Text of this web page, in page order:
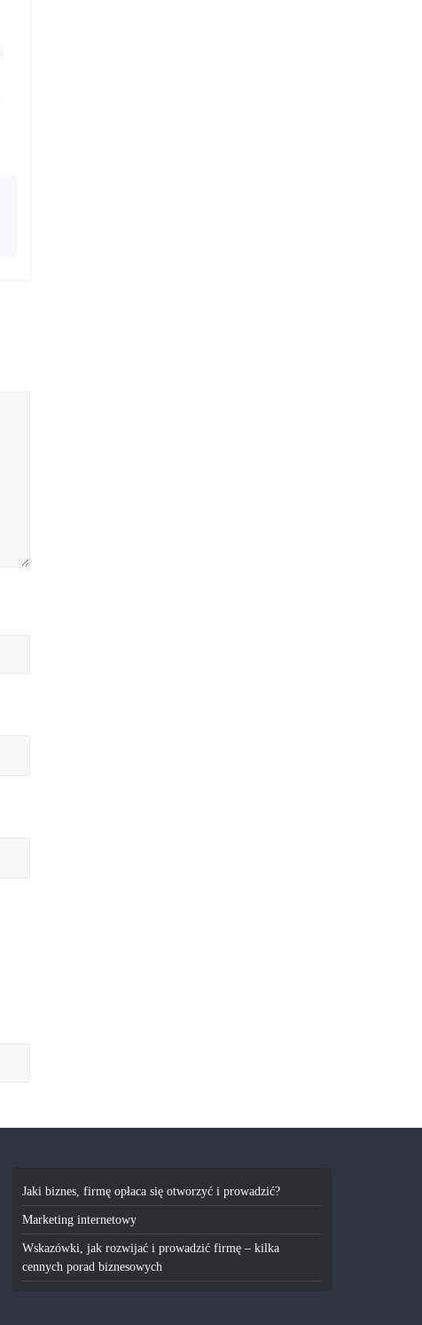
Jaki biznes, firmę opłaca się otworzyć i prowadzić?
Marketing internetowy
Wskazówki, jak rozwijać i prowadzić firmę – kilka
cennych porad biznesowych